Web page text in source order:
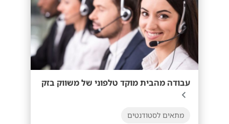
עבודה מהבית מוקד טלפוני של משווק בזק
מתאים לסטודנטים